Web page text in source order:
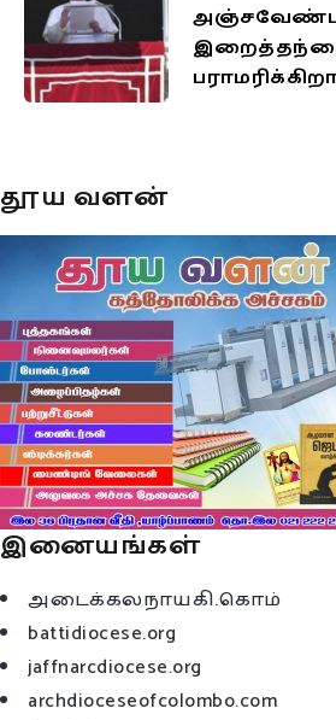
தூய வளன்
இனையங்கள்
அடைக்கலநாயகி.கொம்
battidiocese.org
jaffnarcdiocese.org
archdioceseofcolombo.com